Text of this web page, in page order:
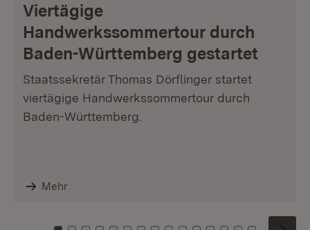
Viertägige
Handwerkssommertour durch
Baden-Württemberg gestartet
Staatssekretär Thomas Dörflinger startet
viertägige Handwerkssommertour durch
Baden-Württemberg.
Mehr